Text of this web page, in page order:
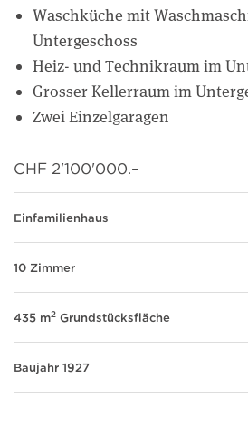
Waschküche mit
Untergeschoss
Heiz- und Technikraum im
Grosser Kellerraum im
Zwei Einzelgaragen
CHF 2'100'000.–
Einfamilienhaus
10 Zimmer
435 m2 Grundstücksfläche
Baujahr 1927